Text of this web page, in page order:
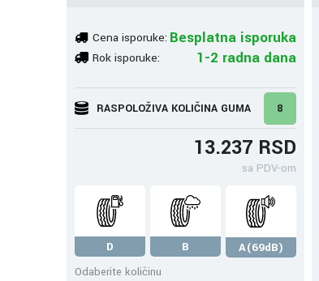
Cena isporuke: Besplatna isporuka
Rok isporuke: 1-2 radna dana
RASPOLOŽIVA KOLIČINA GUMA 8
13.237 RSD
sa PDV-om
D B
A(69dB)
Odaberite količinu